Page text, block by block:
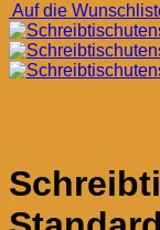
Auf die